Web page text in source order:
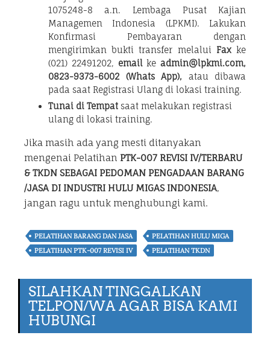
1075248-8 a.n. Lembaga Pusat Kajian
Managemen Indonesia (LPKMI). Lakukan
Konfirmasi Pembayaran dengan
mengirimkan bukti transfer melalui Faxke
(021) 22491202, emailke admin@lpkmi.com,
0823-9373-6002 (Whats App), atau dibawa
pada saat Registrasi Ulang di lokasi training.
Tunai di Tempat saat melakukan registrasi
ulang di lokasi training.
Jika masih ada yang mesti ditanyakan
mengenai Pelatihan PTK-007 REVISI IV/TERBARU
& TKDN SEBAGAI PEDOMAN PENGADAAN BARANG
/JASA DI INDUSTRI HULU MIGAS INDONESIA,
jangan ragu untuk menghubungi kami.
PELATIHAN BARANG DAN JASA
PELATIHAN HULU MIGA
PELATIHAN PTK-007 REVISI IV
PELATIHAN TKDN
SILAHKAN TINGGALKAN
TELPON/WA AGAR BISA KAMI
HUBUNGI